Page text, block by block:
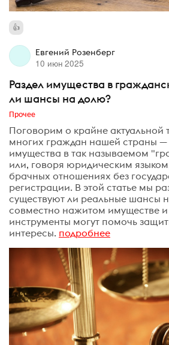
Евгений Розенберг
10 июн 2025
Раздел имущества в
ли шансы на долю?
Прочее
Поговорим о крайне актуальной
многих граждан нашей страны —
имущества в так называемом
или, говоря юридическим
брачных отношениях без
регистрации. В этой статье мы
существуют ли реальные шансы
совместно нажитом имуществе
инструменты могут помочь
интересы. подробнее